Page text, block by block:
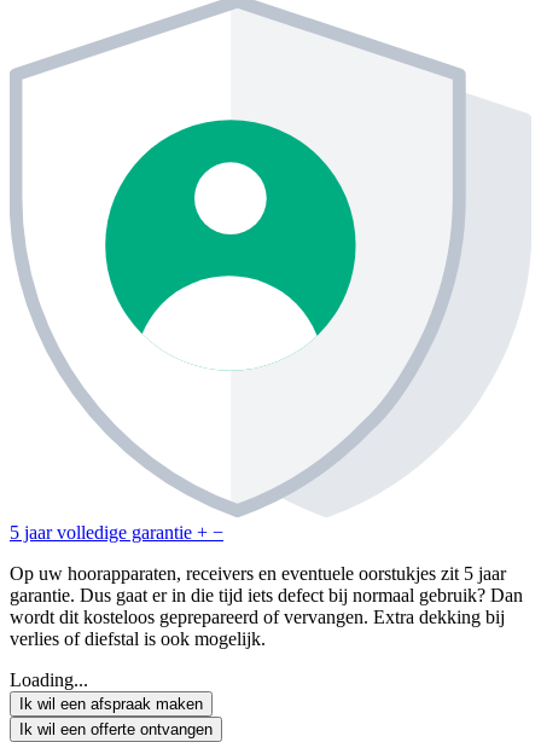
5 jaar volledige garantie + −
Op uw hoorapparaten, receivers en eventuele oorstukjes zit 5 jaar
garantie. Dus gaat er in die tijd iets defect bij normaal gebruik? Dan
wordt dit kosteloos geprepareerd of vervangen. Extra dekking bij
verlies of diefstal is ook mogelijk.
Loading...
Ik wil een afspraak maken
Ik wil een offerte ontvangen